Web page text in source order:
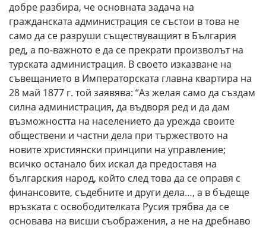
добре разбира, че основната задача на
гражданската администрация се състои в това не
само да се разруши съществуващият в България
ред, а по-важното е да се прекрати произволът на
турската администрация. В своето изказване на
съвещанието в Императорската главна квартира на
28 май 1877 г. той заявява: “Аз желая само да създам
силна администрация, да въдворя ред и да дам
възможността на населението да урежда своите
обществени и частни дела при тържеството на
новите християнски принципи на управление;
всичко останало бих искал да предоставя на
българския народ, който след това да се оправя с
финансовите, съдебните и други дела…, а в бъдеще
връзката с освободителката Русия трябва да се
основава на висши съображения, а не на дребнаво